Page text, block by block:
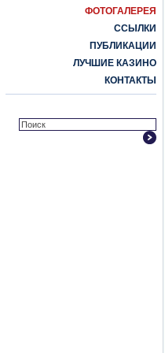
ФОТОГАЛЕРЕЯ
ССЫЛКИ
ПУБЛИКАЦИИ
ЛУЧШИЕ КАЗИНО
КОНТАКТЫ